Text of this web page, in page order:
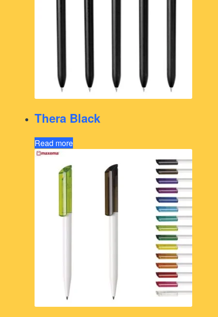
Thera Black
Read more